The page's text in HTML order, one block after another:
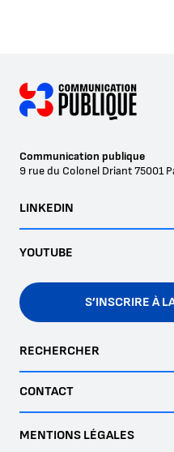
Communication publique
9 rue du Colonel Driant75001
S’INSCRIRE À
LINKEDIN
YOUTUBE
RECHERCHER
CONTACT
MENTIONS LÉGALES